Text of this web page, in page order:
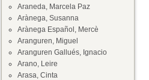
Araneda, Marcela Paz
Arànega, Susanna
Arànega Español, Mercè
Aranguren, Miguel
Aranguren Gallués, Ignacio
Arano, Leire
Arasa, Cinta